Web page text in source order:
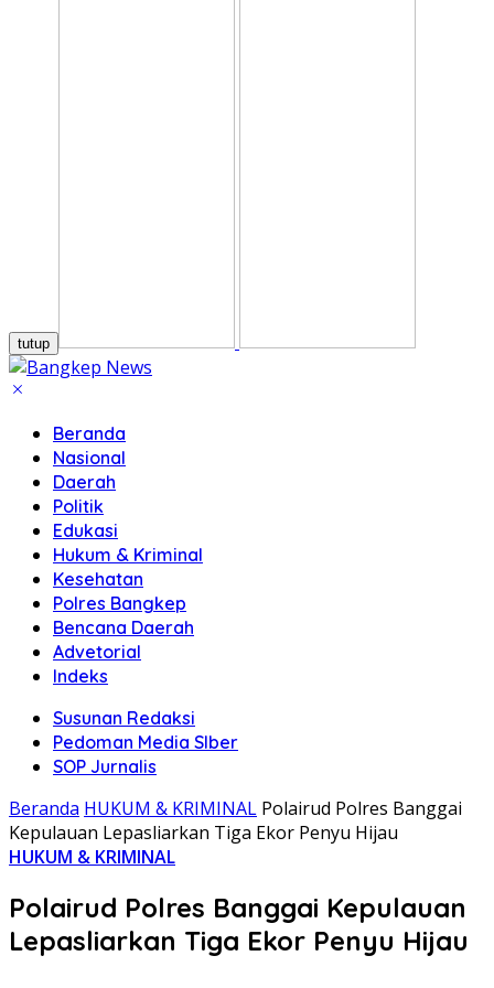
tutup
Beranda
Nasional
Daerah
Politik
Edukasi
Hukum & Kriminal
Kesehatan
Polres Bangkep
Bencana Daerah
Advetorial
Indeks
Susunan Redaksi
Pedoman Media SIber
SOP Jurnalis
Beranda HUKUM & KRIMINAL Polairud Polres Banggai
Kepulauan Lepasliarkan Tiga Ekor Penyu Hijau
HUKUM & KRIMINAL
Polairud Polres Banggai Kepulauan
Lepasliarkan Tiga Ekor Penyu Hijau